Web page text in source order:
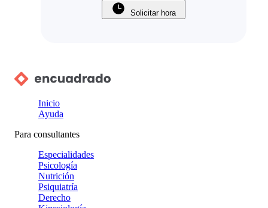
Solicitar hora
Inicio
Ayuda
Para consultantes
Especialidades
Psicología
Nutrición
Psiquiatría
Derecho